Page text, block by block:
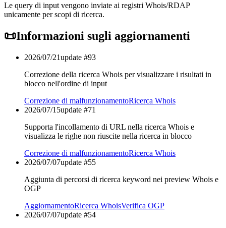
Le query di input vengono inviate ai registri Whois/RDAP
unicamente per scopi di ricerca.
📜Informazioni sugli aggiornamenti
2026/07/21update #93
Correzione della ricerca Whois per visualizzare i risultati in
blocco nell'ordine di input
Correzione di malfunzionamentoRicerca Whois
2026/07/15update #71
Supporta l'incollamento di URL nella ricerca Whois e
visualizza le righe non riuscite nella ricerca in blocco
Correzione di malfunzionamentoRicerca Whois
2026/07/07update #55
Aggiunta di percorsi di ricerca keyword nei preview Whois e
OGP
AggiornamentoRicerca WhoisVerifica OGP
2026/07/07update #54